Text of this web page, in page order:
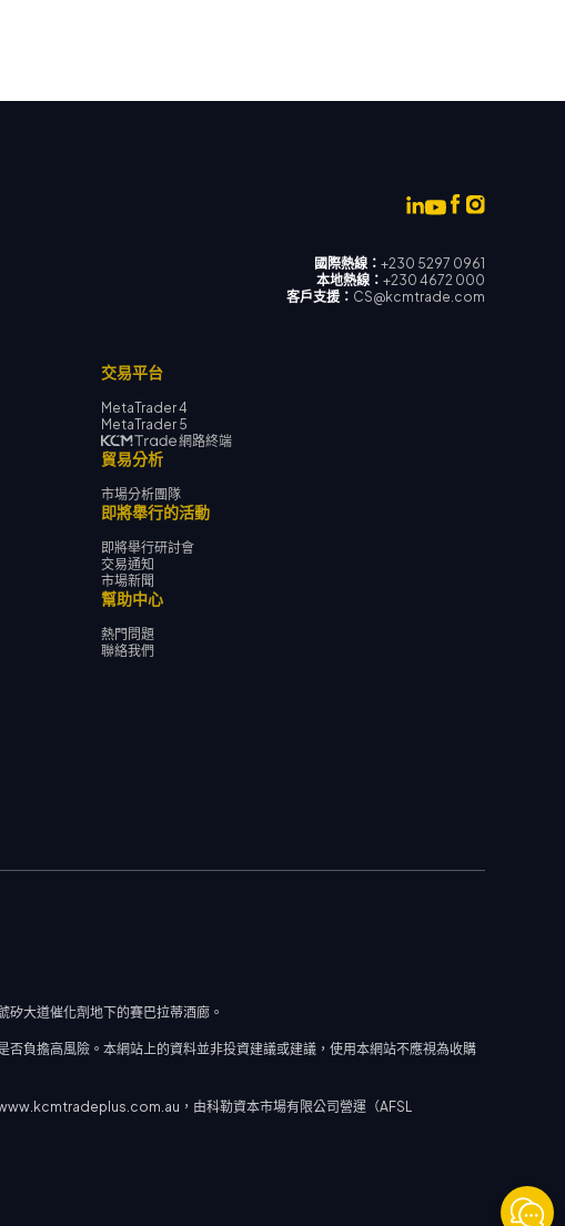
國際熱線： +230 5297 0961
本地熱線： +230 4672 000
客戶支援： CS@kcmtrade.com
交易平台
MetaTrader 4
MetaTrader 5
網路終端
貿易分析
市場分析團隊
即將舉行的活動
即將舉行研討會
交易通知
市場新聞
幫助中心
熱門問題
聯絡我們
大道催化劑地下的賽巴拉蒂酒廊。
負擔高風險。本網站上的資料並非投資建議或建議，使用本網站不應視為收購
，由科勒資本市場有限公司營運（AFSL